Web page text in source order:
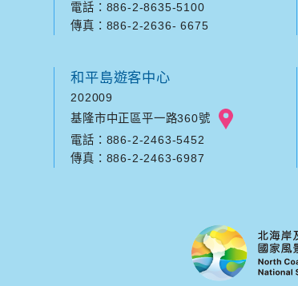
電話：886-2-8635-5100
傳真：886-2-2636- 6675
和平島遊客中心
202009
基隆市中正區平一路360號
電話：886-2-2463-5452
傳真：886-2-2463-6987